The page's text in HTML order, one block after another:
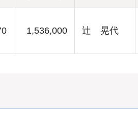
1,536,000 辻 晃代